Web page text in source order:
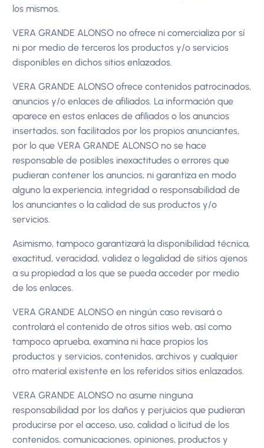
los mismos.
VERA GRANDE ALONSO no ofrece ni comercializa por sí
ni por medio de terceros los productos y/o servicios
disponibles en dichos sitios enlazados.
VERA GRANDE ALONSO ofrece contenidos patrocinados,
anuncios y/o enlaces de afiliados. La información que
aparece en estos enlaces de afiliados o los anuncios
insertados, son facilitados por los propios anunciantes,
por lo que VERA GRANDE ALONSO no se hace
responsable de posibles inexactitudes o errores que
pudieran contener los anuncios, ni garantiza en modo
alguno la experiencia, integridad o responsabilidad de
los anunciantes o la calidad de sus productos y/o
servicios.
Asimismo, tampoco garantizará la disponibilidad técnica,
exactitud, veracidad, validez o legalidad de sitios ajenos
a su propiedad a los que se pueda acceder por medio
de los enlaces.
VERA GRANDE ALONSO en ningún caso revisará o
controlará el contenido de otros sitios web, así como
tampoco aprueba, examina ni hace propios los
productos y servicios, contenidos, archivos y cualquier
otro material existente en los referidos sitios enlazados.
VERA GRANDE ALONSO no asume ninguna
responsabilidad por los daños y perjuicios que pudieran
producirse por el acceso, uso, calidad o licitud de los
contenidos, comunicaciones, opiniones, productos y